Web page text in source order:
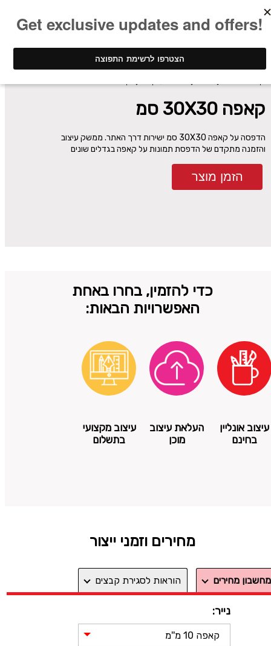
קאפה 30X30 סמ
הדפסה על קאפה 30X30 סמ ישירות דרך האתר. ממשק עיצוב
והזמנה מתקדם של הדפסת תמונות על קאפה בגדלים שונים
הזמן מוצר
כדי להזמין, בחרו באחת
האפשרויות הבאות:
עיצוב אונליין
בחינם
העלאת עיצוב
מוכן
עיצוב מקצועי
בתשלום
מחירים וזמני ייצור
מחשבון מחירים הוראות לסגירת קבצים
נייר:
קאפה 10 מ''מ